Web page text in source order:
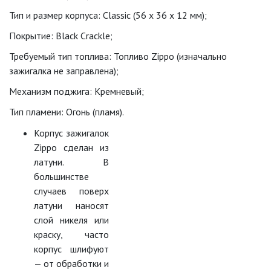
Тип и размер корпуса: Classic (56 x 36 x 12 мм);
Покрытие: Black Crackle;
Требуемый тип топлива: Топливо Zippo (изначально
зажигалка не заправлена);
Механизм поджига: Кремневый;
Тип пламени: Огонь (пламя).
Корпус зажигалок
Zippo сделан из
латуни. В
большинстве
случаев поверх
латуни наносят
слой никеля или
краску, часто
корпус шлифуют
— от обработки и